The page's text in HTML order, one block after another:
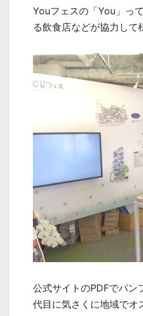
Youフェスの「You」っ
る飲食店などが協力して
公式サイトのPDFでパン
代目に気さくに地域でオ